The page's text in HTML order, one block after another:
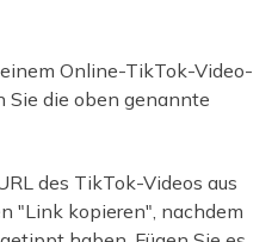
Online-TikTok-Video-
Sie die oben genannte
des TikTok-Videos aus
"Link kopieren", nachdem